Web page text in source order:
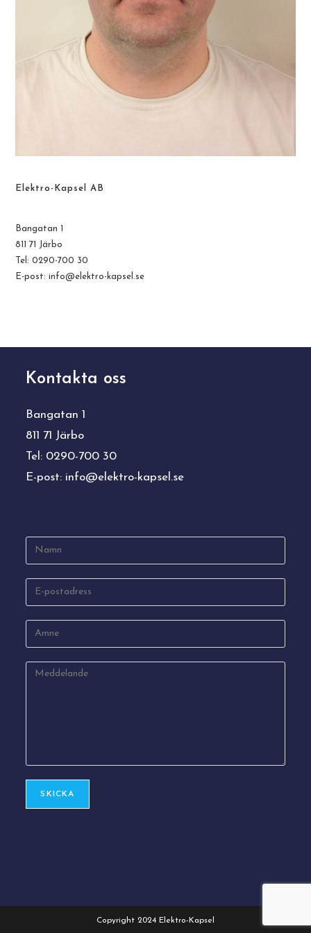
Elektro-Kapsel AB
Bangatan 1
811 71 Järbo
Tel: 0290-700 30
E-post:info@elektro-kapsel.se
Kontakta oss
Bangatan 1
811 71 Järbo
Tel: 0290-700 30
E-post: info@elektro-kapsel.se
Copyright 2024 Elektro-Kapsel